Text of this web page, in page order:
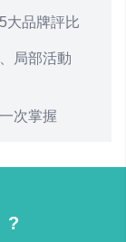
大品牌評比
局部活動
次掌握
?